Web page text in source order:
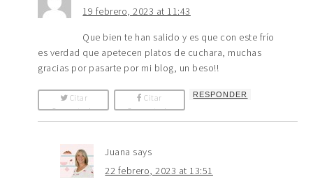
19 febrero, 2023 at 11:43
Que bien te han salido y es que con este frío
es verdad que apetecen platos de cuchara, muchas
gracias por pasarte por mi blog, un beso!!
Citar
Comentario
Citar
Comentario
RESPONDER
Juana says
22 febrero, 2023 at 13:51